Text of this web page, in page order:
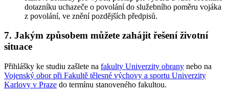
dotazníku uchazeče o povolání do služebního poměru vojáka
z povolání, ve znění pozdějších předpisů.
7. Jakým způsobem můžete zahájit řešení životní
situace
Přihlášky ke studiu zašlete na fakulty Univerzity obrany nebo na
Vojenský obor při Fakultě tělesné výchovy a sportu Univerzity
Karlovy v Praze do termínu stanoveného fakultou.